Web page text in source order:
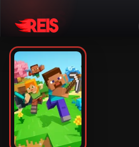
Minecraft
Outros jogos
VPS Gamer